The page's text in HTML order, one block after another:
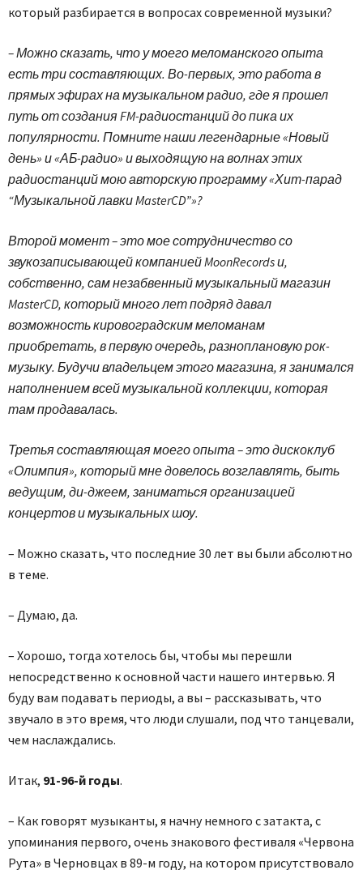
который разбирается в вопросах современной музыки?
– Можно сказать, что у моего меломанского опыта
есть три составляющих. Во-первых, это работа в
прямых эфирах на музыкальном радио, где я прошел
путь от создания FM-радиостанций до пика их
популярности. Помните наши легендарные «Новый
день» и «АБ-радио» и выходящую на волнах этих
радиостанций мою авторскую программу «Хит-парад
“Музыкальной лавки MasterCD”»?
Второй момент – это мое сотрудничество со
звукозаписывающей компанией MoonRecords и,
собственно, сам незабвенный музыкальный магазин
MasterCD, который много лет подряд давал
возможность кировоградским меломанам
приобретать, в первую очередь, разноплановую рок-
музыку. Будучи владельцем этого магазина, я занимался
наполнением всей музыкальной коллекции, которая
там продавалась.
Третья составляющая моего опыта – это дискоклуб
«Олимпия», который мне довелось возглавлять, быть
ведущим, ди-джеем, заниматься организацией
концертов и музыкальных шоу.
– Можно сказать, что последние 30 лет вы были абсолютно
в теме.
– Думаю, да.
– Хорошо, тогда хотелось бы, чтобы мы перешли
непосредственно к основной части нашего интервью. Я
буду вам подавать периоды, а вы – рассказывать, что
звучало в это время, что люди слушали, под что танцевали,
чем наслаждались.
Итак, 91-96-й годы.
– Как говорят музыканты, я начну немного с затакта, с
упоминания первого, очень знакового фестиваля «Червона
Рута» в Черновцах в 89-м году, на котором присутствовало